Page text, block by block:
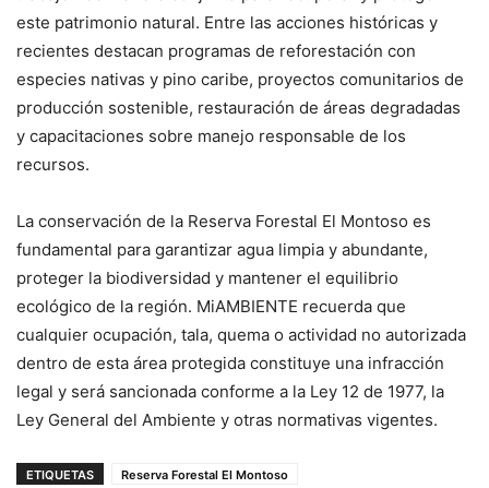
este patrimonio natural. Entre las acciones históricas y
recientes destacan programas de reforestación con
especies nativas y pino caribe, proyectos comunitarios de
producción sostenible, restauración de áreas degradadas
y capacitaciones sobre manejo responsable de los
recursos.
La conservación de la Reserva Forestal El Montoso es
fundamental para garantizar agua limpia y abundante,
proteger la biodiversidad y mantener el equilibrio
ecológico de la región. MiAMBIENTE recuerda que
cualquier ocupación, tala, quema o actividad no autorizada
dentro de esta área protegida constituye una infracción
legal y será sancionada conforme a la Ley 12 de 1977, la
Ley General del Ambiente y otras normativas vigentes.
ETIQUETAS Reserva Forestal El Montoso